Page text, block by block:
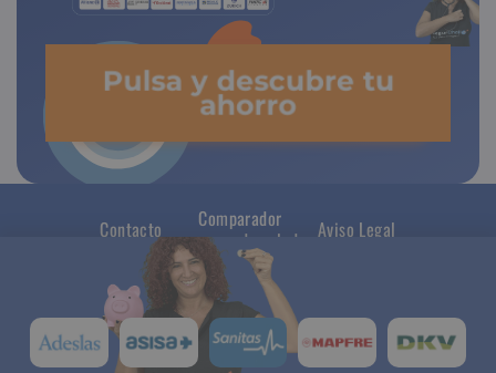
Pulsa y descubre tu
ahorro
Contacto
Comparador
seguros de salud
Aviso Legal